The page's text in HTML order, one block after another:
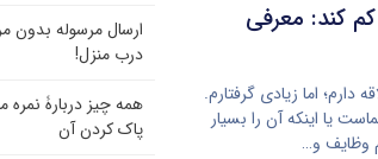
کند: معرفی
اما زیادی گرفتارم.
یا اینکه آن را بسیار
وظایف و…
ارسال مرسوله بدون
درب منزل!
همه چیز دربارۀ نمره
پاک کردن آن